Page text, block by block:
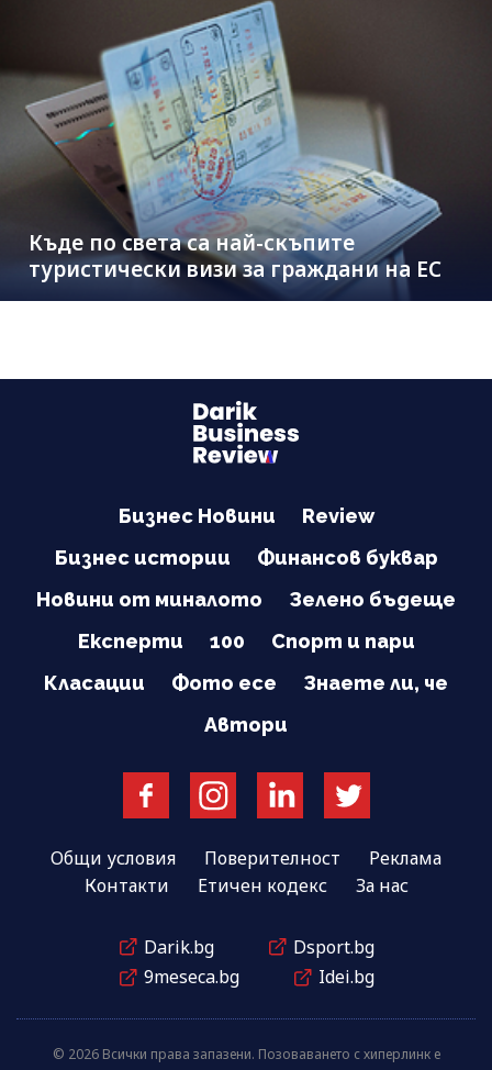
Къде по света са най-скъпите
туристически визи за граждани на ЕС
Бизнес Новини
Review
Бизнес истории
Финансов буквар
Новини от миналото
Зелено бъдеще
Експерти
100
Спорт и пари
Класации
Фото есе
Знаете ли, че
Автори
Общи условия Поверителност
Реклама
Контакти
Етичен кодекс За нас
Darik.bg
Dsport.bg
9meseca.bg
Idei.bg
© 2026 Всички права запазени. Позоваването с хиперлинк е